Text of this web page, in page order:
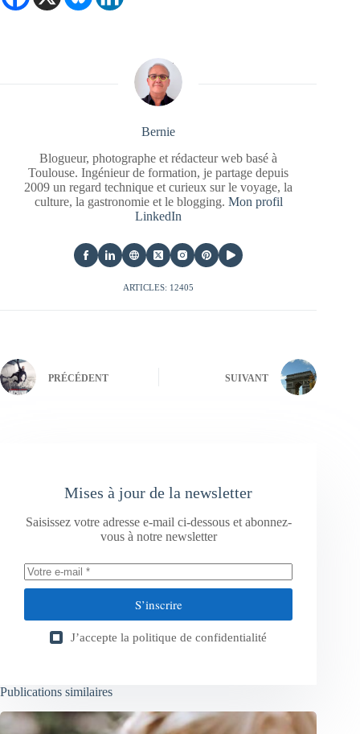
Bernie
Blogueur, photographe et rédacteur web basé à
Toulouse. Ingénieur de formation, je partage depuis
2009 un regard technique et curieux sur le voyage, la
culture, la gastronomie et le blogging. Mon profil
LinkedIn
ARTICLES: 12405
PRÉCÉDENT SUIVANT
Mises à jour de la newsletter
Saisissez votre adresse e-mail ci-dessous et abonnez-
vous à notre newsletter
S’inscrire
J’accepte la politique de confidentialité
Publications similaires